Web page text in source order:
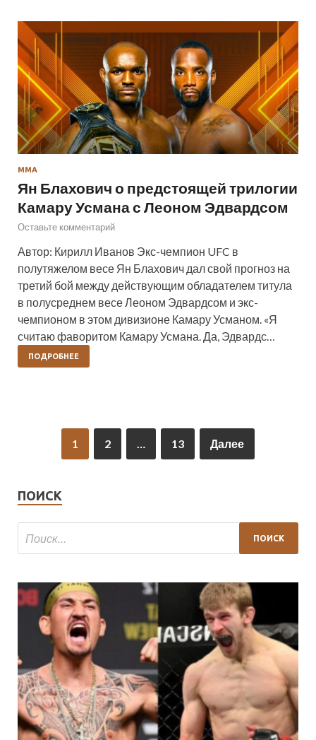
ММА
Ян Блахович о предстоящей трилогии
Камару Усмана с Леоном Эдвардсом
Оставьте комментарий
Автор: Кирилл Иванов Экс-чемпион UFC в
полутяжелом весе Ян Блахович дал свой прогноз на
третий бой между действующим обладателем титула
в полусреднем весе Леоном Эдвардсом и экс-
чемпионом в этом дивизионе Камару Усманом. «Я
считаю фаворитом Камару Усмана. Да, Эдвардс…
ПОДРОБНЕЕ
1 2 … 13 Далее
ПОИСК